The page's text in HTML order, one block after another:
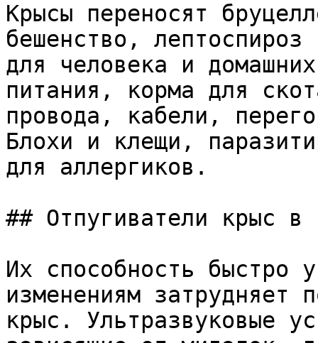
Крысы переносят
бешенство,
для человека и
питания, корма для
провода, кабели,
Блохи и клещи,
для аллергиков.
## Отпугиватели крыс в
Их способность быстро
изменениям затрудняет
крыс. Ультразвуковые